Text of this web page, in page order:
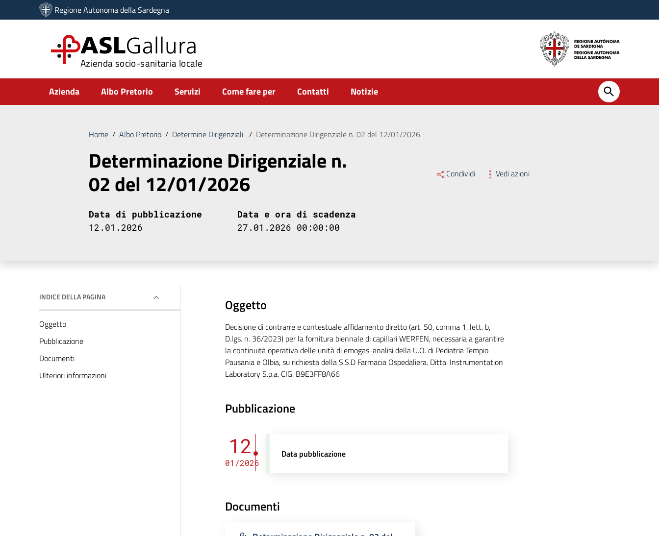
Vai ai contenuti
Vai al menu di navigazione
Regione Autonoma della Sardegna
ASLGallura
Azienda socio-sanitaria locale
Submenu
Azienda Albo Pretorio Servizi Come fare per Contatti Notizie
Home / Albo Pretorio / Determine Dirigenziali / Determinazione Dirigenziale n. 02 del 12/01/2026
Determinazione Dirigenziale n.
02 del 12/01/2026 Condividi Vedi azioni
Data di pubblicazione
12.01.2026
Data e ora di scadenza
27.01.2026 00:00:00
INDICE DELLA PAGINA
Oggetto
Pubblicazione
Documenti
Ulteriori informazioni
Oggetto
Decisione di contrarre e contestuale affidamento diretto (art. 50, comma 1, lett. b,
D.lgs. n. 36/2023) per la fornitura biennale di capillari WERFEN, necessaria a garantire
la continuità operativa delle unità di emogas-analisi della U.O. di Pediatria Tempio
Pausania e Olbia, su richiesta della S.S.D Farmacia Ospedaliera. Ditta: Instrumentation
Laboratory S.p.a. CIG: B9E3FF8A66
Pubblicazione
12
01/2026
Data pubblicazione
Documenti